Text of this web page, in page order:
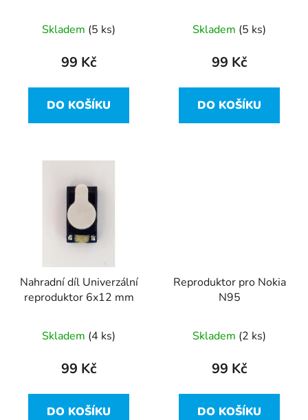
Skladem (5 ks)
99 Kč
DO KOŠÍKU
Skladem (5 ks)
99 Kč
DO KOŠÍKU
Nahradní díl Univerzální
reproduktor 6x12 mm
Skladem (4 ks)
99 Kč
DO KOŠÍKU
Reproduktor pro Nokia
N95
Skladem (2 ks)
99 Kč
DO KOŠÍKU